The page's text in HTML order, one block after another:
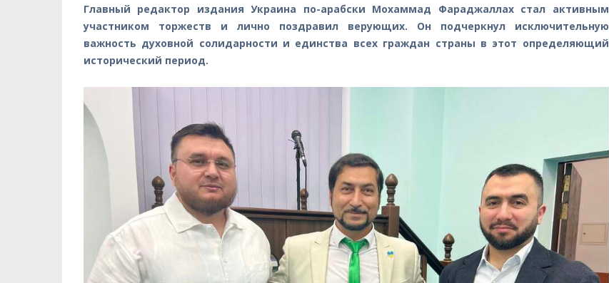
Главный редактор издания Украина по-арабски Мохаммад Фараджаллах стал активным
участником торжеств и лично поздравил верующих. Он подчеркнул исключительную
важность духовной солидарности и единства всех граждан страны в этот определяющий
исторический период.